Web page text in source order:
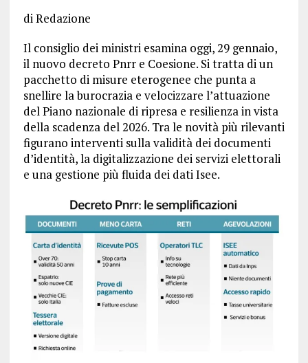
di Redazione
Il consiglio dei ministri esamina oggi, 29 gennaio,
il nuovo decreto Pnrr e Coesione. Si tratta di un
pacchetto di misure eterogenee che punta a
snellire la burocrazia e velocizzare l’attuazione
del Piano nazionale di ripresa e resilienza in vista
della scadenza del 2026. Tra le novità più rilevanti
figurano interventi sulla validità dei documenti
d’identità, la digitalizzazione dei servizi elettorali
e una gestione più fluida dei dati Isee.